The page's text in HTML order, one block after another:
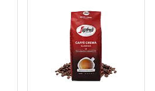
Segafredo-kahvipavut
kahvipavut